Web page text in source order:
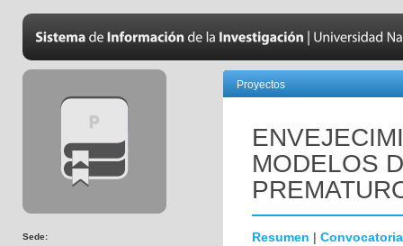
Sede:
Proyectos
MODELOS
Resumen | Convocatoria